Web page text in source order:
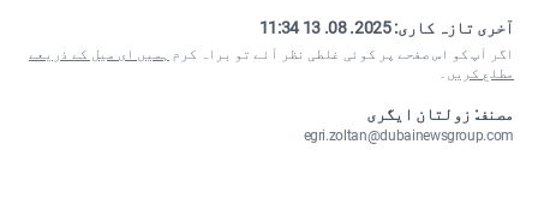
آخری تازہ کاری:2025. 08. 13 11:34
اگر آپ کو اس صفحے پر کوئی غلطی نظر آئے تو براہ کرم ہمیں ای میل کے ذریعے
مطلع کریں ۔
مصنف: زولتان ایگری
egri.zoltan@dubainewsgroup.com